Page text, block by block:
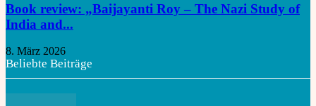
Book review: „Baijayanti Roy – The Nazi Study of
India and...
8. März 2026
Beliebte Beiträge